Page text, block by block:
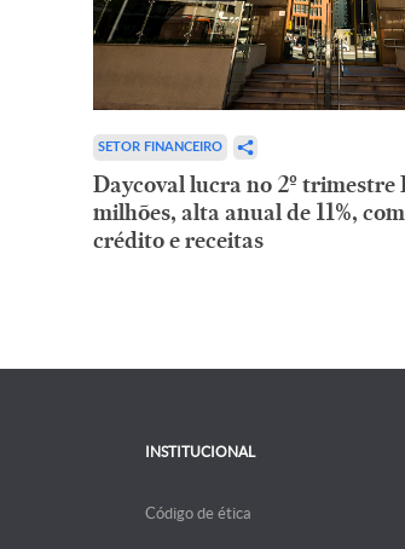
SETOR FINANCEIRO
Daycoval lucra no 2º trimestre
milhões, alta anual de 11%,
crédito e receitas
INSTITUCIONAL
Código de ética